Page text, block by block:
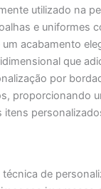
utilizado na
e uniformes
acabamento
que
por
proporcionando
itens
de